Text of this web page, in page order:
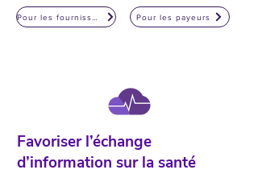
Pour les payeurs
Favoriser l’échange
d’information sur la santé